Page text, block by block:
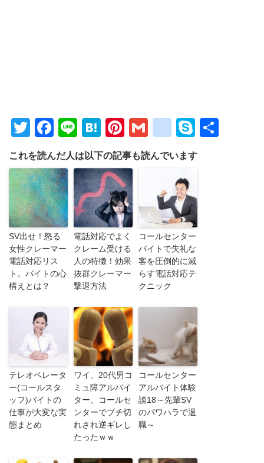
TwitterFacebook
LineHatenaPinterest
Gmail Skype
これを読んだ人は以下の記事も読んでいます
SV出せ！怒る
女性クレーマー
電話対応リス
ト。バイトの心
構えとは？
電話対応でよく
クレーム受ける
人の特徴！効果
抜群クレーマー
撃退方法
コールセンター
バイトで失礼な
客を圧倒的に減
らす電話対応テ
クニック
テレオペレータ
ー(コールスタ
ッフ)バイトの
仕事が大変な実
態まとめ
ワイ、20代男コ
ミュ障アルバイ
ター。コールセ
ンターでブチ切
れされ逆ギレし
たったｗｗ
コールセンター
アルバイト体験
談18～先輩SV
のパワハラで退
職～